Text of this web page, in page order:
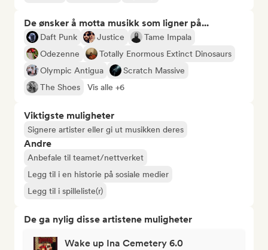
De ønsker å motta musikk som ligner på...
Daft Punk Justice
Tame Impala
Odezenne
Totally Enormous Extinct Dinosaurs
Olympic Antigua
Scratch Massive
The Shoes
Vis alle +6
Viktigste muligheter
Signere artister eller gi ut musikken deres
Andre
Anbefale til teamet/nettverket
Legg til i en historie på sosiale medier
Legg til i spilleliste(r)
De ga nylig disse artistene muligheter
Wake up Ina Cemetery 6.0